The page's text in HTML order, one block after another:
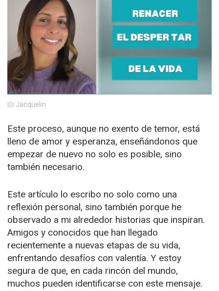
Jacquelin
Este proceso, aunque no exento de temor, está
lleno de amor y esperanza, enseñándonos que
empezar de nuevo no solo es posible, sino
también necesario.
Este artículo lo escribo no solo como una
reflexión personal, sino también porque he
observado a mi alrededor historias que inspiran.
Amigos y conocidos que han llegado
recientemente a nuevas etapas de su vida,
enfrentando desafíos con valentía. Y estoy
segura de que, en cada rincón del mundo,
muchos pueden identificarse con este mensaje.